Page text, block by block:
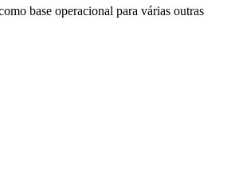
base operacional para várias outras